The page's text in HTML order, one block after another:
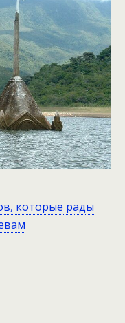
которые рады